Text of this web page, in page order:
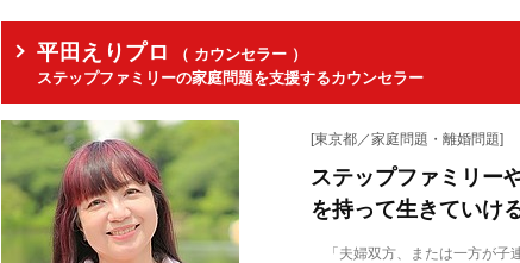
平田えりプロ
（ カウンセラー ）
ステップファミリーの家庭問題を支援するカウンセラー
[東京都／家庭問題・離婚問題]
ステップファミリー
を持って生きていけ
「夫婦双方、または一方が子